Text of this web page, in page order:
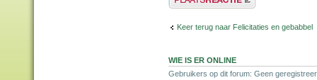
Keer terug naar Felicitaties en gebabbel
WIE IS ER ONLINE
Gebruikers op dit forum: Geen